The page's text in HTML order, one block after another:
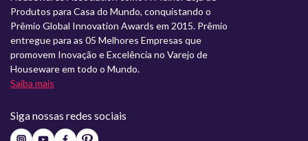
Produtos para Casa do Mundo, conquistando o
Prêmio Global Innovation Awards em 2015. Prêmio
entregue para as 05 Melhores Empresas que
promovem Inovação e Excelência no Varejo de
Houseware em todo o Mundo.
Saiba mais
Siga nossas redes sociais